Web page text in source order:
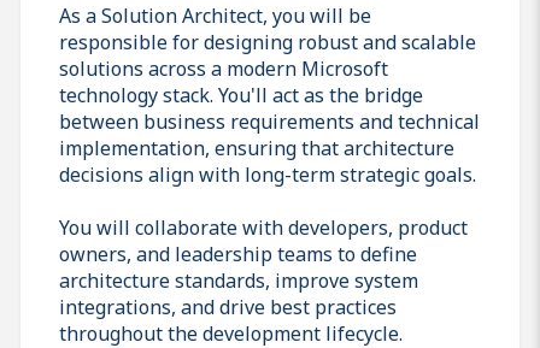
As a Solution Architect, you will be
responsible for designing robust and scalable
solutions across a modern Microsoft
technology stack. You'll act as the bridge
between business requirements and technical
implementation, ensuring that architecture
decisions align with long-term strategic goals.
You will collaborate with developers, product
owners, and leadership teams to define
architecture standards, improve system
integrations, and drive best practices
throughout the development lifecycle.